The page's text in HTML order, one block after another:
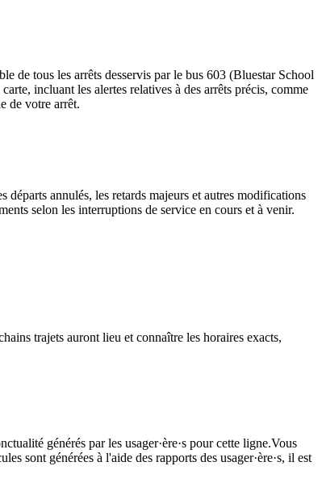
de tous les arrêts desservis par le bus 603 (Bluestar School
incluant les alertes relatives à des arrêts précis, comme
de votre arrêt.
annulés, les retards majeurs et autres modifications
selon les interruptions de service en cours et à venir.
trajets auront lieu et connaître les horaires exacts,
générés par les usager·ère·s pour cette ligne.Vous
sont générées à l'aide des rapports des usager·ère·s, il est